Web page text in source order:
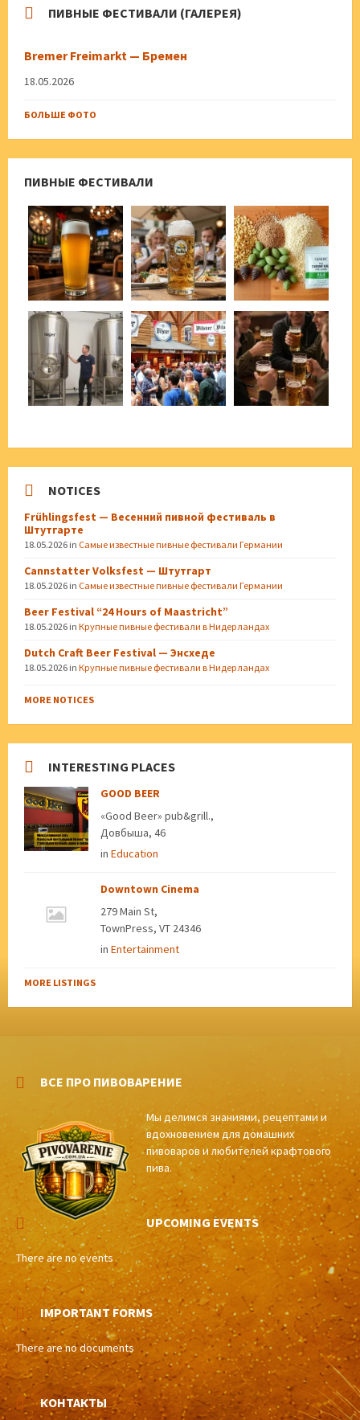
ПИВНЫЕ ФЕСТИВАЛИ (ГАЛЕРЕЯ)
Bremer Freimarkt — Бремен
18.05.2026
БОЛЬШЕ ФОТО
ПИВНЫЕ ФЕСТИВАЛИ
NOTICES
Frühlingsfest — Весенний пивной фестиваль в
Штутгарте
18.05.2026 in Самые известные пивные фестивали Германии
Cannstatter Volksfest — Штутгарт
18.05.2026 in Самые известные пивные фестивали Германии
Beer Festival “24 Hours of Maastricht”
18.05.2026 in Крупные пивные фестивали в Нидерландах
Dutch Craft Beer Festival — Энсхеде
18.05.2026 in Крупные пивные фестивали в Нидерландах
MORE NOTICES
INTERESTING PLACES
GOOD BEER
«Good Beer» pub&grill.,
Довбыша, 46
in Education
Downtown Cinema
279 Main St,
TownPress, VT 24346
in Entertainment
MORE LISTINGS
ВСЕ ПРО ПИВОВАРЕНИЕ
Мы делимся знаниями, рецептами и
вдохновением для домашних
пивоваров и любителей крафтового
пива.
UPCOMING EVENTS
There are no events
IMPORTANT FORMS
There are no documents
КОНТАКТЫ